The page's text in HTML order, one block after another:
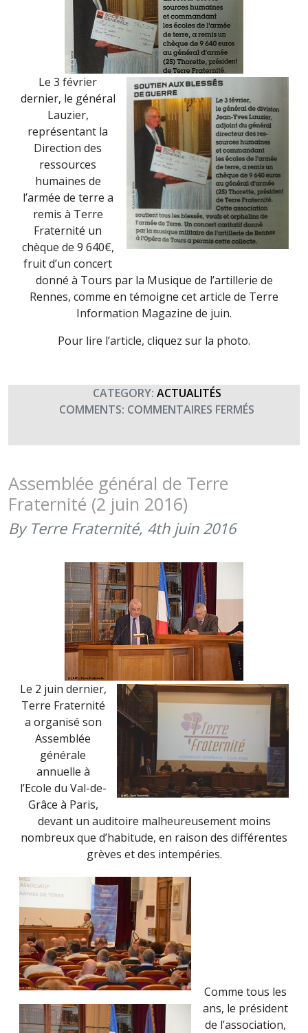
Le 3 février
dernier, le général
Lauzier,
représentant la
Direction des
ressources
humaines de
l’armée de terre a
remis à Terre
Fraternité un
chèque de 9 640€,
fruit d’un concert
donné à Tours par la Musique de l’artillerie de
Rennes, comme en témoigne cet article de Terre
Information Magazine de juin.
Pour lire l’article, cliquez sur la photo.
CATEGORY: ACTUALITÉS
COMMENTS: COMMENTAIRES FERMÉS
DRHAT
Assemblée général de Terre
Fraternité (2 juin 2016)
By Terre Fraternité, 4th juin 2016
Le 2 juin dernier,
Terre Fraternité
a organisé son
Assemblée
générale
annuelle à
l’Ecole du Val-de-
Grâce à Paris,
devant un auditoire malheureusement moins
nombreux que d’habitude, en raison des différentes
grèves et des intempéries.
Comme tous les
ans, le président
de l’association,